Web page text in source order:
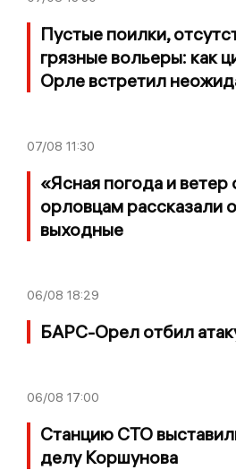
Пустые поилки,
грязные вольеры: как
Орле встретил
07/08 11:30
«Ясная погода и ветер
орловцам рассказали
выходные
06/08 18:29
БАРС-Орел отбил
06/08 17:00
Станцию СТО
делу Коршунова